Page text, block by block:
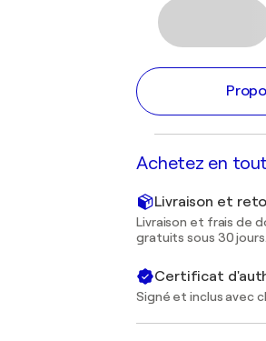
Achetez en
Livraison et
Livraison et frais de
gratuits sous 30 jours.
Certificat
Signé et inclus avec